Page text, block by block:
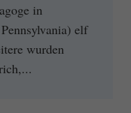
in
elf
wurden